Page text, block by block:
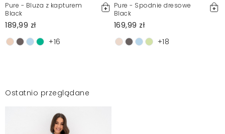
Pure - Bluza z kapturem
Black
189,99 zł
+16
Pure - Spodnie dresowe
Black
169,99 zł
+18
Ostatnio przeglądane